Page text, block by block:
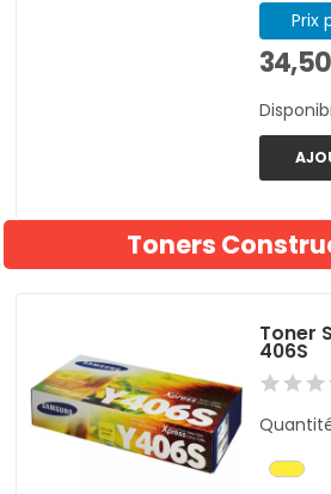
Prix
Toners
Toner
406S